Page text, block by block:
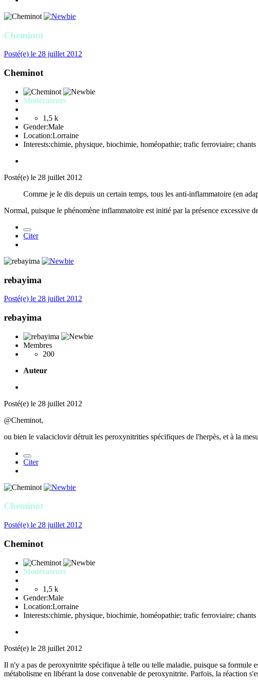
Cheminot
Posté(e) le 28 juillet 2012
Cheminot
Modérateurs
1,5 k
Gender:Male
Location:Lorraine
Interests:chimie, physique, biochimie, homéopathie; trafic ferroviaire;
Posté(e) le 28 juillet 2012
Comme je le dis depuis un certain temps, tous les anti-inflammatoire (en
Normal, puisque le phénomène inflammatoire est initié par la présence excessive
Citer
rebayima
Posté(e) le 28 juillet 2012
rebayima
Membres
200
Auteur
Posté(e) le 28 juillet 2012
@Cheminot,
ou bien le valaciclovir détruit les peroxynitrities spécifiques de l'herpès, et à la
Citer
Cheminot
Posté(e) le 28 juillet 2012
Cheminot
Modérateurs
1,5 k
Gender:Male
Location:Lorraine
Interests:chimie, physique, biochimie, homéopathie; trafic ferroviaire;
Posté(e) le 28 juillet 2012
Il n'y a pas de peroxynitrite spécifique à telle ou telle maladie, puisque sa formule
métabolisme en libérant la dose convenable de peroxynitrite. Parfois, la réaction